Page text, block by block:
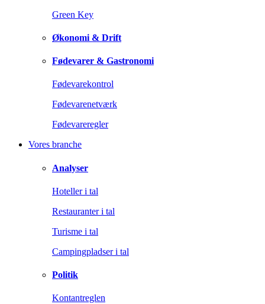
Green Key
Økonomi & Drift
Fødevarer & Gastronomi
Fødevarekontrol
Fødevarenetværk
Fødevareregler
Vores branche
Analyser
Hoteller i tal
Restauranter i tal
Turisme i tal
Campingpladser i tal
Politik
Kontantreglen